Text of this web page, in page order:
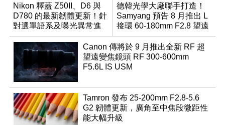
Nikon 釋蓋 Z50II、D6 與
D780 的最新韌體更新！針
對選單語系及曝光異常進
行修復
德韓光學大廠聯手打造！
Samyang 預告 8 月推出 L
接環 60-180mm F2.8 望遠
變焦鏡
Canon 傳將於 9 月推出全新 RF 超
望遠變焦鏡頭 RF 300-600mm
F5.6L IS USM
Tamron 發布 25-200mm F2.8-5.6
G2 韌體更新，廣角至中焦段微距性
能大幅升級